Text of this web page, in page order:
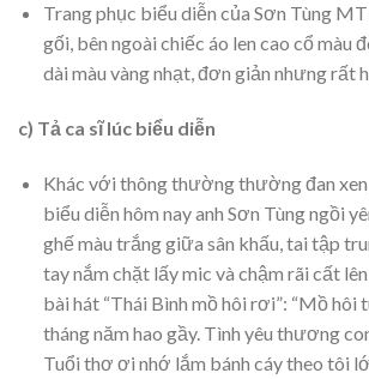
Trang phục biểu diễn của Sơn Tùng
gối, bên ngoài chiếc áo len cao cổ màu
dài màu vàng nhạt, đơn giản nhưng rất
c) Tả ca sĩ lúc biểu diễn
Khác với thông thường thường đan xen
biểu diễn hôm nay anh Sơn Tùng ngồi
ghế màu trắng giữa sân khấu, tai tập
tay nắm chặt lấy mic và chậm rãi cất
bài hát “Thái Bình mồ hôi rơi”: “Mồ hôi
tháng năm hao gầy. Tình yêu thương
Tuổi thơ ơi nhớ lắm bánh cáy theo tôi